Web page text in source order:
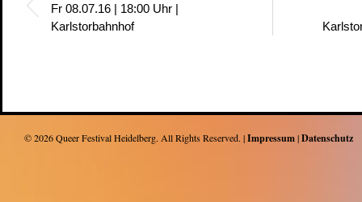
Fr 08.07.16 | 18:00 Uhr |
Karlstorbahnhof
© 2026Queer Festival Heidelberg. All Rights Reserved. |Impressum|Datenschutz